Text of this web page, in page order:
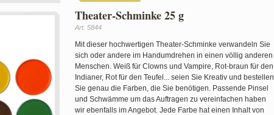
Theater-Schminke 25 g
Art. 5844
Mit dieser hochwertigen Theater-Schminke verwandeln Sie
sich oder andere im Handumdrehen in einen völlig anderen
Menschen. Weiß für Clowns und Vampire, Rot-braun für den
Indianer, Rot für den Teufel... seien Sie Kreativ und bestellen
Sie genau die Farben, die Sie benötigen. Passende Pinsel
und Schwämme um das Auftragen zu vereinfachen haben
wir ebenfalls im Angebot. Jede Farbe hat einen Inhalt von